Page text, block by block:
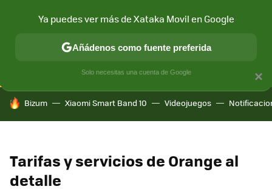
CONECTIVIDAD MÓVIL Y SOCIEDAD APLICACIONES
HOY SE HABLA DE
Bizum Xiaomi Smart Band 10 Videojuegos
Tarifas y servicios de Orange al
detalle
×
Ya puedes ver más de Xataka Movil en Google
Añádenos como fuente preferida
Solo necesitas una cuenta de Google